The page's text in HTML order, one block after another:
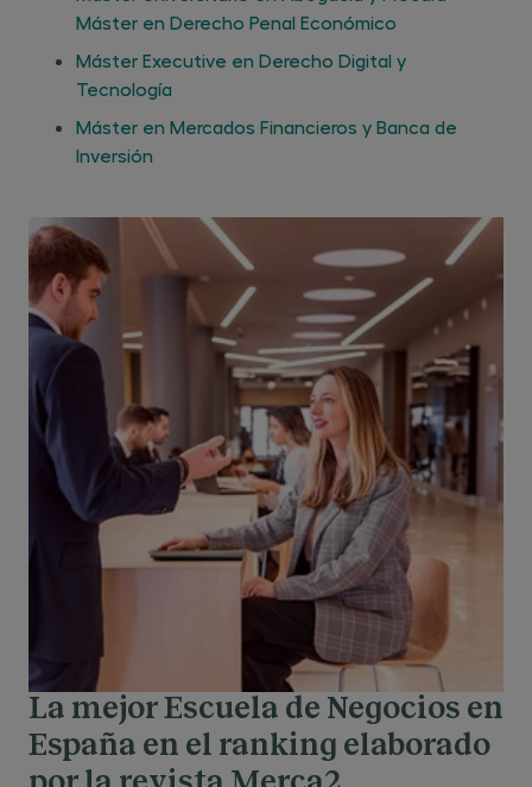
Máster en Derecho Penal Económico
Máster Executive en Derecho Digital y
Tecnología
Máster en Mercados Financieros y Banca de
Inversión
La mejor Escuela de Negocios en
España en el ranking elaborado